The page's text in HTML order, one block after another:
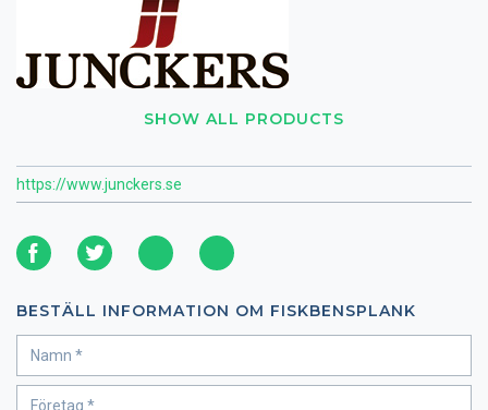
SHOW ALL PRODUCTS
https://www.junckers.se
BESTÄLL INFORMATION OM FISKBENSPLANK